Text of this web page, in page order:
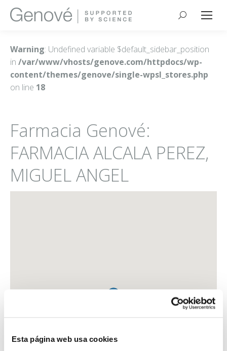
Esta página web usa cookies
Buscar:
Warning: Undefined variable $default_sidebar_position
in /var/www/vhosts/genove.com/httpdocs/wp-
content/themes/genove/single-wpsl_stores.php
on line 18
Farmacia Genové:
FARMACIA ALCALA PEREZ,
MIGUEL ANGEL